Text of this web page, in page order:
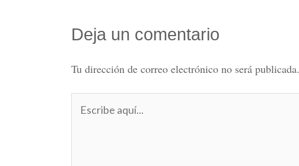
Deja un comentario
Tu dirección de correo electrónico no será publicada.
aquí...